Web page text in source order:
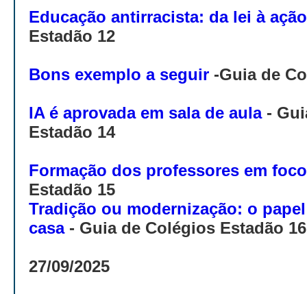
Educação antirracista: da lei à ação
Estadão 12
Bons exemplo a seguir -Guia de
IA é aprovada em sala de aula-
Estadão 14
Formação dos professores em
Estadão 15
Tradição ou modernização: o
casa- Guia de Colégios Estadão 16
27/09/2025